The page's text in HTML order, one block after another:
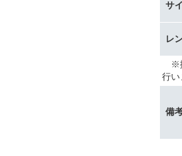
サ
レ
※
行い
備